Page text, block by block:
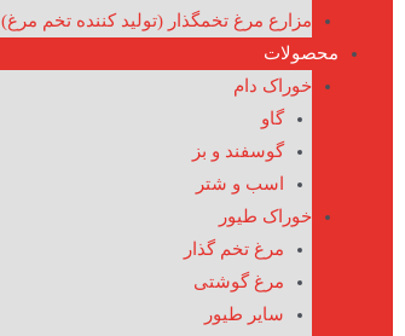
مزارع مرغ تخمگذار (تولید کننده تخم مرغ)
محصولات
خوراک دام
گاو
گوسفند و بز
اسب و شتر
خوراک طیور
مرغ تخم گذار
مرغ گوشتی
سایر طیور